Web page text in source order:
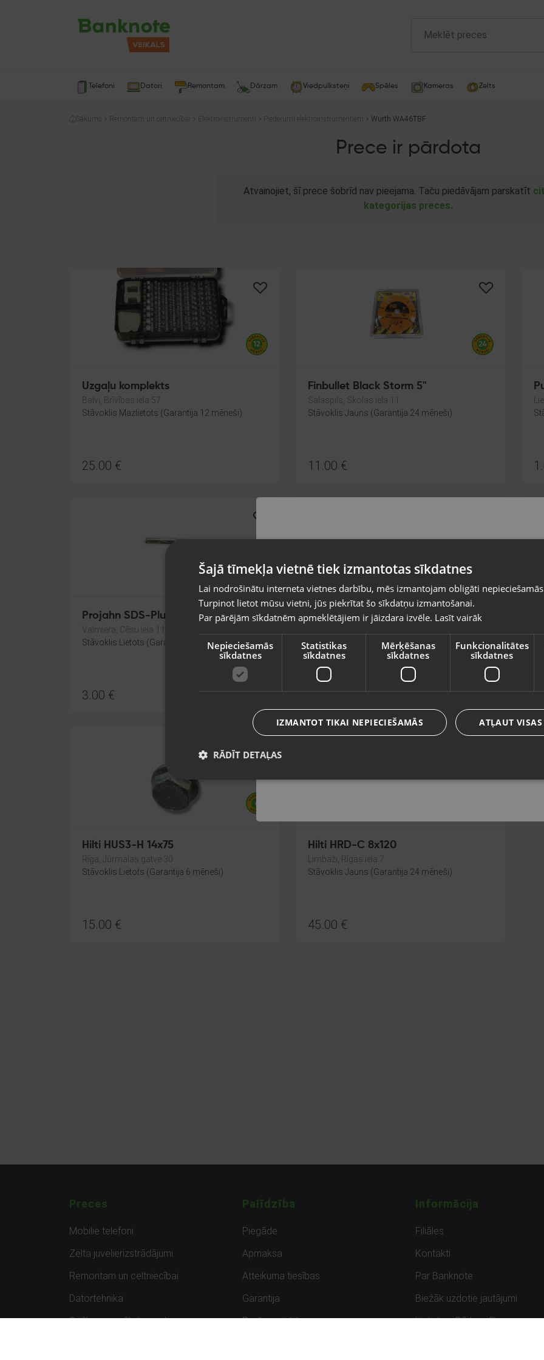
Telefoni Datori Remontam Dārzam Viedpulksteņi Spēles Kameras Zelts
Sākums Remontam un celtniecībai Elektroinstrumenti Piederumi elektroinstrumentiem Wurth WA46TBF
Prece ir pārdota
Atvainojiet, šī prece šobrīd nav pieejama. Taču piedāvājam parskatīt
kategorijas preces.
Uzgaļu komplekts
Balvi, Brīvības iela 57
Stāvoklis Mazlietots (Garantija 12 mēneši)
25.00 €
Finbullet Black Storm 5"
Salaspils, Skolas iela 11
Stāvoklis Jauns (Garantija 24 mēneši)
11.00 €
Projahn SDS-Plus
Valmiera, Cēsu iela 11
Stāvoklis Lietots (Garantija 6 mēneši)
3.00 €
Pureva xr3
Stāvoklis Jauns (Garantija 24 mēneši)
1.00€
Hilti HUS3-H 14x75
Rīga, Jūrmalas gatve 30
Stāvoklis Lietots (Garantija 6 mēneši)
15.00 €
Hilti HRD-C 8x120
Limbaži, Rīgas iela 7
Stāvoklis Jauns (Garantija 24 mēneši)
45.00 €
Preces
Mobilie telefoni
Zelta juvelierizstrādājumi
Remontam un celtniecībai
Datortehnika
Spēles un spēļu konsoles
Palīdzība
Piegāde
Apmaksa
Atteikuma tiesības
Garantija
Preču uzpirkšana
Informācija
Filiāles
Kontakti
Par Banknote
Biežāk uzdotie jautājumi
Lietots – Pārbaudīts
valsti
Vietnes saturs būs attēlots izvēlētajā valodā
Valsts
Valoda
Latviešu / Latvian
Šajā tīmekļa vietnē tiek izmantotas sīkdatnes
Lai nodrošinātu interneta vietnes darbību, mēs izmantojam obligāti
Turpinot lietot mūsu vietni, jūs piekrītat šo sīkdatņu izmantošanai.
Par pārējām sīkdatnēm apmeklētājiem ir jāizdara izvēle. Lasīt vairāk
Nepieciešamās
sīkdatnes
Statistikas
sīkdatnes
Mērķēšanas
sīkdatnes
Funkcionalitātes
sīkdatnes
ATĻAUT
IZMANTOT TIKAI NEPIECIEŠAMĀS
RĀDĪT DETAĻAS